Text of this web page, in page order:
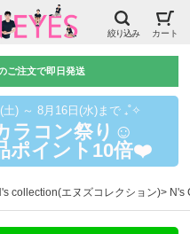
絞り込み カート
ご注文で即日発送
土) ～ 8月16日(水)まで ₊˚✧
ラコン祭り☺️
ポイント10倍❤️
collection(エヌズコレクション) N's